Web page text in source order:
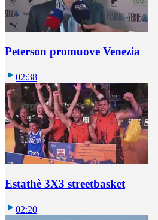
Peterson promuove Venezia
02:38
Estathè 3X3 streetbasket
02:20